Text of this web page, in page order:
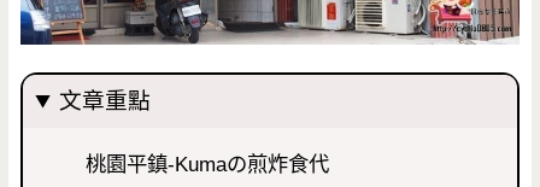
文章重點
桃園平鎮-Kumaの煎炸食代